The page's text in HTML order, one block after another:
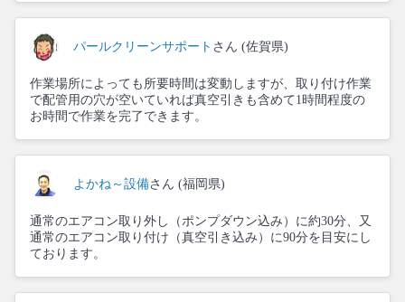
パールクリーンサポート さん (佐賀県)
作業場所によっても所要時間は変動しますが、取り付け作業
で配管用の穴が空いていれば真空引きも含めて1時間程度の
お時間で作業を完了できます。
よかね～設備さん (福岡県)
通常のエアコン取り外し（ポンプダウン込み）に約30分、又
通常のエアコン取り付け（真空引き込み）に90分を目安にし
ております。